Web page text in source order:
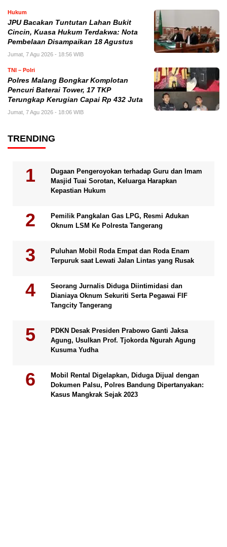
Hukum
JPU Bacakan Tuntutan Lahan Bukit
Cincin, Kuasa Hukum Terdakwa: Nota
Pembelaan Disampaikan 18 Agustus
Jumat, 7 Agu 2026 - 18:56 WIB
TNI – Polri
Polres Malang Bongkar Komplotan
Pencuri Baterai Tower, 17 TKP
Terungkap Kerugian Capai Rp 432 Juta
Jumat, 7 Agu 2026 - 18:06 WIB
TRENDING
Dugaan Pengeroyokan terhadap Guru dan Imam
Masjid Tuai Sorotan, Keluarga Harapkan
Kepastian Hukum
Pemilik Pangkalan Gas LPG, Resmi Adukan
Oknum LSM Ke Polresta Tangerang
Puluhan Mobil Roda Empat dan Roda Enam
Terpuruk saat Lewati Jalan Lintas yang Rusak
Seorang Jurnalis Diduga Diintimidasi dan
Dianiaya Oknum Sekuriti Serta Pegawai FIF
Tangcity Tangerang
PDKN Desak Presiden Prabowo Ganti Jaksa
Agung, Usulkan Prof. Tjokorda Ngurah Agung
Kusuma Yudha
Mobil Rental Digelapkan, Diduga Dijual dengan
Dokumen Palsu, Polres Bandung Dipertanyakan:
Kasus Mangkrak Sejak 2023